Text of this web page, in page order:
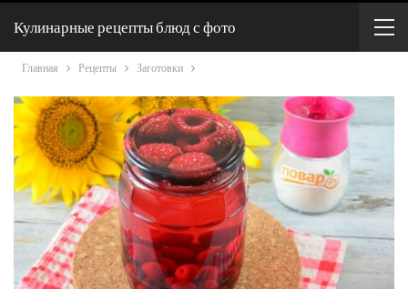
Кулинарные рецепты блюд с фото
Главная Рецепты Заготовки